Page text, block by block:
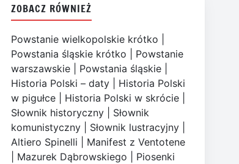
ZOBACZ RÓWNIEŻ
Powstanie wielkopolskie krótko
Powstania śląskie krótko
Powstanie
warszawskie
Powstania śląskie
Historia Polski – daty
Historia Polski
w pigułce
Historia Polski w skrócie
Słownik historyczny
Słownik
komunistyczny
Słownik lustracyjny
Altiero Spinelli
Manifest z Ventotene
Mazurek Dąbrowskiego
Piosenki